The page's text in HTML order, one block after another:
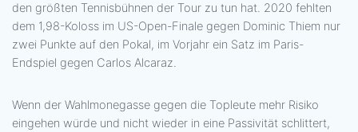
den größten Tennisbühnen der Tour zu tun hat. 2020 fehlten
dem 1,98-Koloss im US-Open-Finale gegen Dominic Thiem nur
zwei Punkte auf den Pokal, im Vorjahr ein Satz im Paris-
Endspiel gegen Carlos Alcaraz.
Wenn der Wahlmonegasse gegen die Topleute mehr Risiko
eingehen würde und nicht wieder in eine Passivität schlittert,